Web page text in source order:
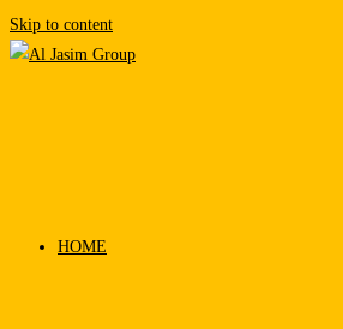
Skip to content
HOME